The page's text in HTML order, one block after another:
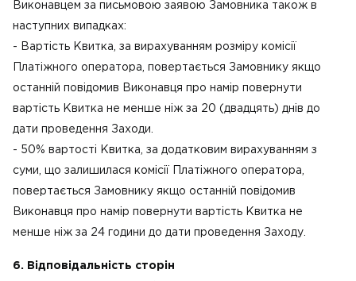
Виконавцем за письмовою заявою Замовника також в
наступних випадках:
- Вартість Квитка, за вирахуванням розміру комісії
Платіжного оператора, повертається Замовнику якщо
останній повідомив Виконавця про намір повернути
вартість Квитка не менше ніж за 20 (двадцять) днів до
дати проведення Заходи.
- 50% вартості Квитка, за додатковим вирахуванням з
суми, що залишилася комісії Платіжного оператора,
повертається Замовнику якщо останній повідомив
Виконавця про намір повернути вартість Квитка не
менше ніж за 24 години до дати проведення Заходу.
6. Відповідальність сторін